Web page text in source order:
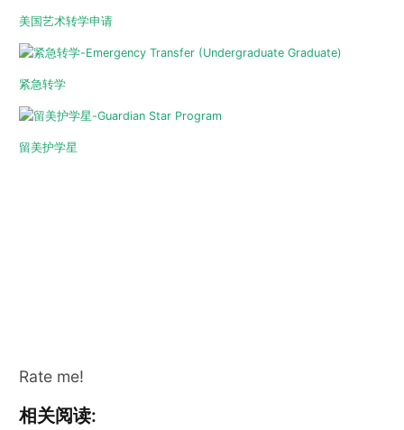
美国艺术转学申请
紧急转学
留美护学星
Rate me!
相关阅读: